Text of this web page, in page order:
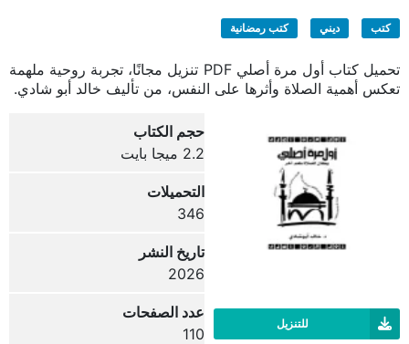
كتب ديني كتب رمضانية
تحميل كتاب أول مرة أصلي PDF تنزيل مجانًا، تجربة روحية ملهمة
تعكس أهمية الصلاة وأثرها على النفس، من تأليف خالد أبو شادي.
للتنزيل
حجم الكتاب
2.2 ميجا بايت
التحميلات
346
تاريخ النشر
2026
عدد الصفحات
110